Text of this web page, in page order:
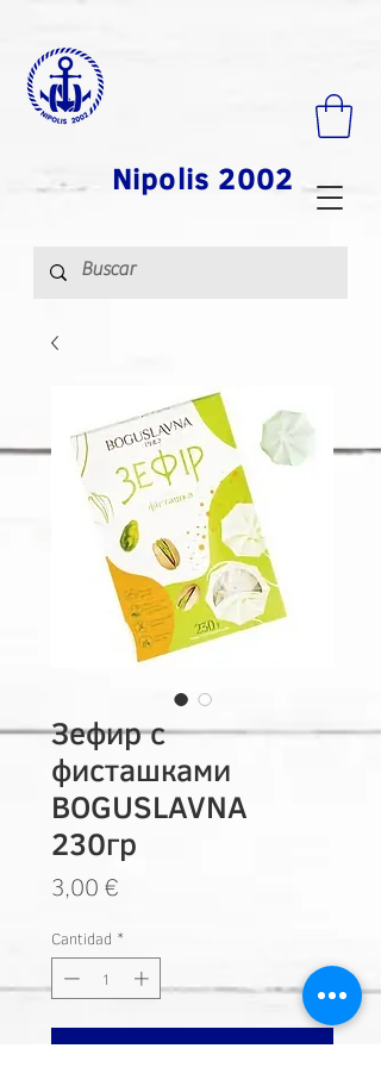
Nipolis 2002
Зефир с
фисташками
BOGUSLAVNA
230гр
3,00 €
Cantidad *
Añadir a carrito